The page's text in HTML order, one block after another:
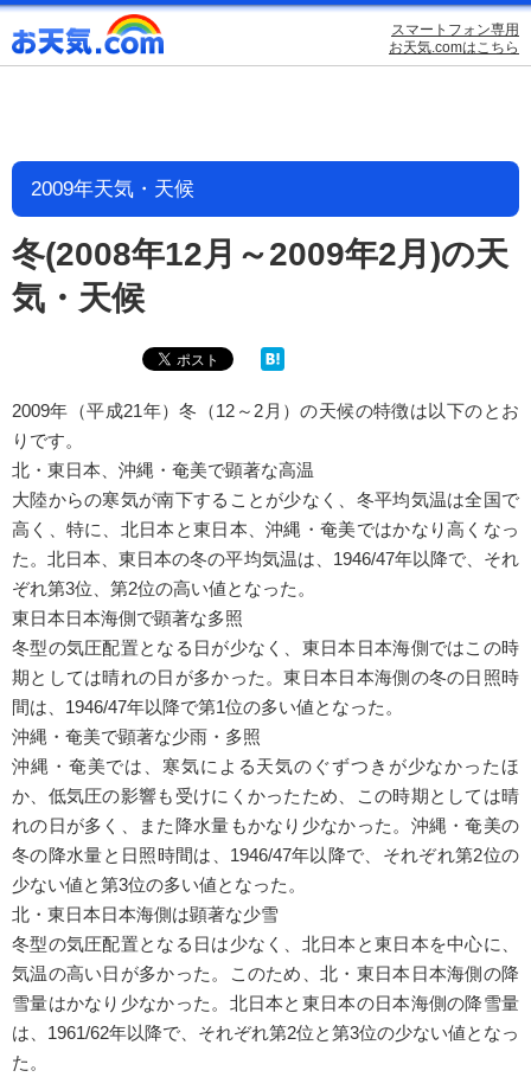
スマートフォン専用
お天気.comはこちら
2009年天気・天候
冬(2008年12月～2009年2月)の天
気・天候
2009年（平成21年）冬（12～2月）の天候の特徴は以下のとお
りです。
北・東日本、沖縄・奄美で顕著な高温
大陸からの寒気が南下することが少なく、冬平均気温は全国で
高く、特に、北日本と東日本、沖縄・奄美ではかなり高くなっ
た。北日本、東日本の冬の平均気温は、1946/47年以降で、それ
ぞれ第3位、第2位の高い値となった。
東日本日本海側で顕著な多照
冬型の気圧配置となる日が少なく、東日本日本海側ではこの時
期としては晴れの日が多かった。東日本日本海側の冬の日照時
間は、1946/47年以降で第1位の多い値となった。
沖縄・奄美で顕著な少雨・多照
沖縄・奄美では、寒気による天気のぐずつきが少なかったほ
か、低気圧の影響も受けにくかったため、この時期としては晴
れの日が多く、また降水量もかなり少なかった。沖縄・奄美の
冬の降水量と日照時間は、1946/47年以降で、それぞれ第2位の
少ない値と第3位の多い値となった。
北・東日本日本海側は顕著な少雪
冬型の気圧配置となる日は少なく、北日本と東日本を中心に、
気温の高い日が多かった。このため、北・東日本日本海側の降
雪量はかなり少なかった。北日本と東日本の日本海側の降雪量
は、1961/62年以降で、それぞれ第2位と第3位の少ない値となっ
た。